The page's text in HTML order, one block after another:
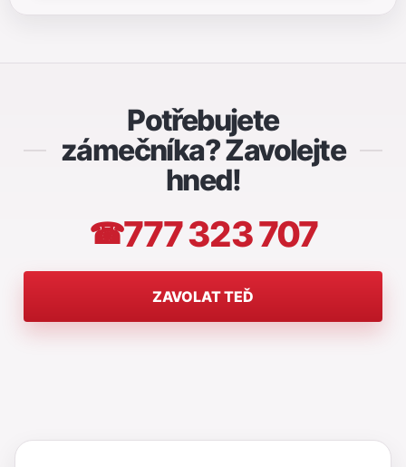
Potřebujete
zámečníka? Zavolejte
hned!
☎777 323 707
ZAVOLAT TEĎ